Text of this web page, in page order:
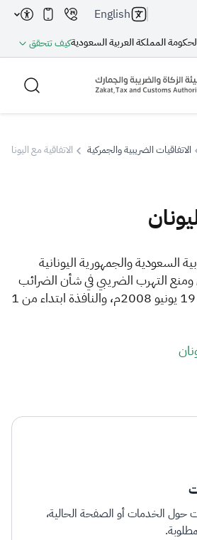
المملكة العربية السعوديةكيف تتحقق
English
التصرفات العقارية
الاتفاقيات الضريبية والجمركية الاتفاقية مع اليونان
السعودية والجمهورية اليونانية
ومنع التهرب الضريبي في شأن الضرائب
على الدخل، الموقعة في 19 يونيو 2008م، والنافذة ابتداء من 1
حول الخدمات أو الصفحة الحالية،